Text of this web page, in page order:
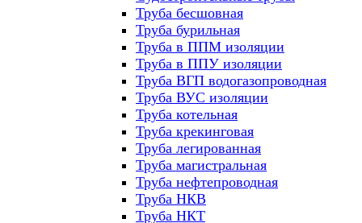
Труба бесшовная
Труба бурильная
Труба в ППМ изоляции
Труба в ППУ изоляции
Труба ВГП водогазопроводная
Труба ВУС изоляции
Труба котельная
Труба крекинговая
Труба легированная
Труба магистральная
Труба нефтепроводная
Труба НКВ
Труба НКТ